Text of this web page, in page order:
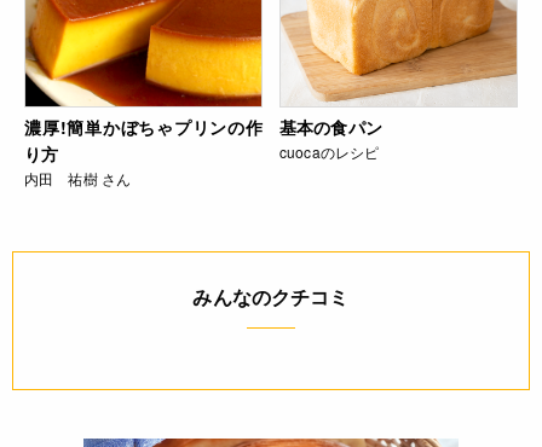
濃厚!簡単かぼちゃプリンの作
り方
内田 祐樹 さん
基本の食パン
cuocaのレシピ
みんなのクチコミ